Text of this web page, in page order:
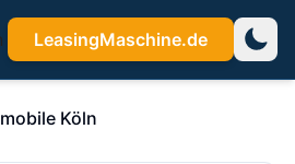
LeasingMaschine.de
Köln